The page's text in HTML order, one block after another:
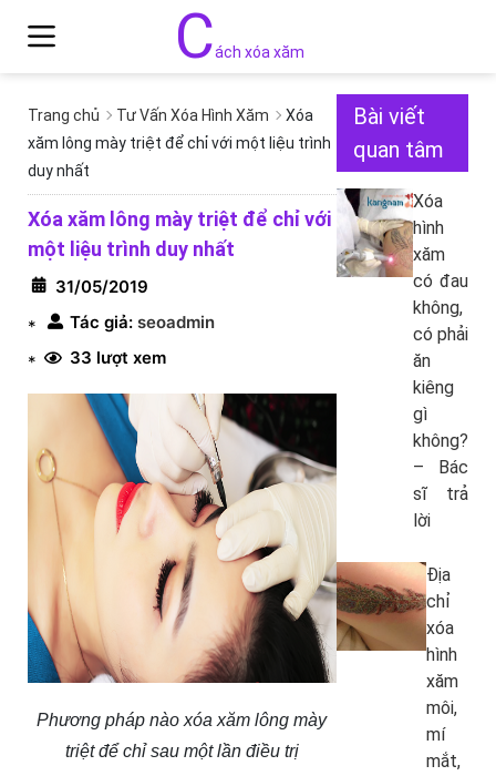
Cách xóa xăm
Trang chủ Tư Vấn Xóa Hình Xăm
Xóa
xăm lông mày triệt để chỉ với một liệu trình
duy nhất
Xóa xăm lông mày triệt để chỉ với
một liệu trình duy nhất
31/05/2019
*
Tác giả: seoadmin
*
33 lượt xem
Phương pháp nào xóa xăm lông mày
triệt để chỉ sau một lần điều trị
Bài viết
quan tâm
Xóa
hình
xăm
có đau
không,
có phải
ăn
kiêng
gì
không?
– Bác
sĩ trả
lời
Địa
chỉ
xóa
hình
xăm
môi,
mí
mắt,